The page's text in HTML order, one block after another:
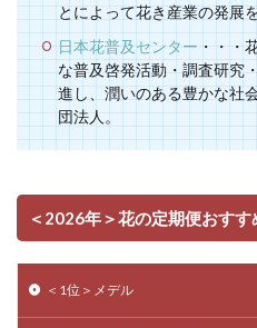
とによって花き産業の発展
日本花普及センター・・・
な普及啓発活動・調査研究
進し、潤いのある豊かな社
団法人。
＜2026年＞花の定期便おす
＜1位＞メデル